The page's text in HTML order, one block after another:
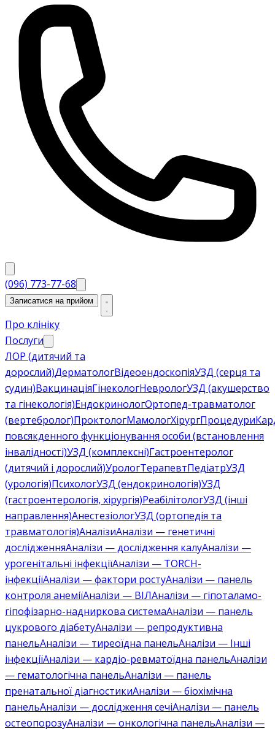
(096) 773-77-68
Записатися на прийом
Про клініку
Послуги
ЛОР (дитячий та
дорослий)ДерматологВідеоендоскопіяУЗД (серця та
судин)ВакцинаціяГінекологНеврологУЗД (акушерство
та гінекологія)ЕндокринологОртопед-травматолог
(вертебролог)ПроктологМамологХірургПроцедури
повсякденного функціонування особи (встановлення
інвалідності)УЗД (комплексні)Гастроентеролог
(дитячий і дорослий)УрологТерапевтПедіатрУЗД
(урологія)ПсихологУЗД (ендокринологія)УЗД
(гастроентерологія, хірургія)РеабілітологУЗД (інші
направлення)АнестезіологУЗД (ортопедія та
травматологія)АналізиАналізи — генетичні
дослідженняАналізи — дослідження калуАналізи —
урогенітальні інфекціїАналізи — TORCH-
інфекціїАналізи — фактори ростуАналізи — панель
контроля анеміїАналізи — ВІЛАналізи — гіпоталамо-
гіпофізарно-надниркова системаАналізи — панель
цукрового діабетуАналізи — репродуктивна
панельАналізи — тиреоїдна панельАналізи — Інші
інфекціїАналізи — кардіо-ревматоїдна панельАналізи
— гематологічна панельАналізи — панель
пренатальної діагностикиАналізи — біохімічна
панельАналізи — дослідження сечіАналізи — панель
остеопорозуАналізи — онкологічна панельАналізи —